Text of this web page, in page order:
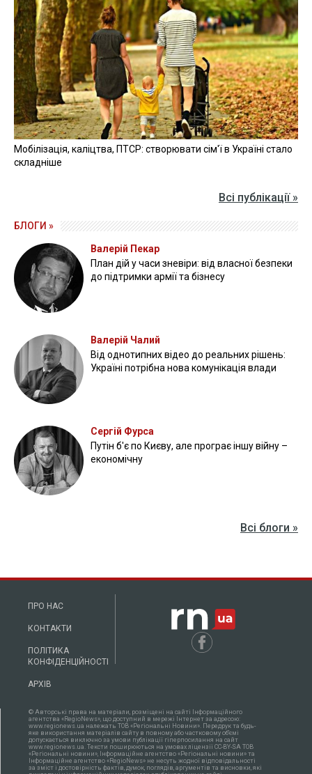
Мобілізація, каліцтва, ПТСР: створювати сім'ї в Україні стало
складніше
Всі публікації »
БЛОГИ »
Валерій Пекар
План дій у часи зневіри: від власної безпеки
до підтримки армії та бізнесу
Валерій Чалий
Від однотипних відео до реальних рішень:
Україні потрібна нова комунікація влади
Сергій Фурса
Путін б'є по Києву, але програє іншу війну –
економічну
Всі блоги »
ПРО НАС
КОНТАКТИ
ПОЛІТИКА
КОНФІДЕНЦІЙНОСТІ
АРХІВ
© Авторські права на матеріали, розміщені на сайті Інформаційного
агентства «RegioNews», що доступний в мережі Інтернет за адресою:
www.regionews.ua належать ТОВ «Регіональні Новини». Передрук та будь-
яке використання матеріалів сайту в повному або частковому об'ємі
допускається виключно за умови публікації гіперпосилання на сайт
www.regionews.ua. Тексти поширюються нa умовах ліцензії CC-BY-SA ТОВ
«Регіональні новини», Інформаційне агентство «Регіональні новини» та
Інформаційне агентство «RegioNews» не несуть жодної відповідальності
за зміст і достовірність фактів, думок, поглядів, аргументів та висновки, які